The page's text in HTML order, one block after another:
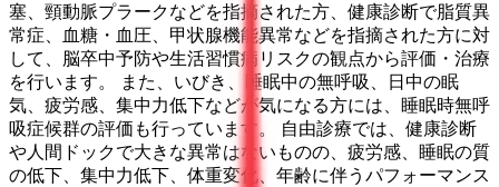
塞、頸動脈プラークなどを指摘された方、健康診断で脂質異
常症、血糖・血圧、甲状腺機能異常などを指摘された方に対
して、脳卒中予防や生活習慣病リスクの観点から評価・治療
を行います。 また、いびき、睡眠中の無呼吸、日中の眠
気、疲労感、集中力低下などが気になる方には、睡眠時無呼
吸症候群の評価も行っています。 自由診療では、健康診断
や人間ドックで大きな異常はないものの、疲労感、睡眠の質
の低下、集中力低下、体重変化、年齢に伴うパフォーマンス